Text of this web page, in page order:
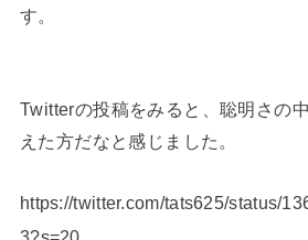
す。
Twitterの投稿をみると、聡明さの
えた方だなと感じました。
https://twitter.com/tats625/status/